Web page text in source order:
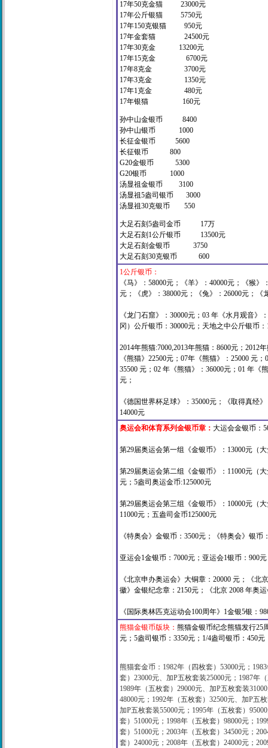
17年50克金猫 23000元
17年公斤银猫 5750元
17年150克银猫 950元
17年金套猫 24500元
17年30克金 13200元
17年15克金 6700元
17年8克金 3700元
17年3克金 1350元
17年1克金 480元
17年银猫 160元
孙中山金银币 8400
孙中山银币 1000
长征金银币 5600
长征银币 800
G20金银币 5300
G20银币 1000
汤显祖金银币 3100
汤显祖5盎司银币 3000
汤显祖30克银币 550
大足石刻5盎司金币 17万
大足石刻1公斤银币 13500元
大足石刻金银币 3750
大足石刻30克银币 600
1公斤银币：
《马》：58000元；《羊》：40000元；《猴
元；《虎》：38000元；《兔》：26000元 ；《
《龙门石窟》：30000元；03 年《水月观音
冈）公斤银币：30000元； 天地之中公斤银币：
2014年熊猫:7000,2013年熊猫：8600元； 2012
《熊猫》22500元；07年《熊猫》：25000 元
35500 元；02 年《熊猫》：36000元；01 年《
元；
《德国世界杯足球》：35000元；《取得真经
14000元
奥运会和体育系列金银币章： 大运会金银币：
第29届奥运会第一组《金银币》：13000元（
第29届奥运会第二组《金银币》：11000元（
元；5盎司奥运金币:125000元
第29届奥运会第三组《金银币》：10000元（
11000元；五盎司金币125000元
《特奥会》金银币：3500元；《特奥会》银币
亚运会1金银币：7000元；亚运会1银币：900
《北京申办奥运会》大铜章：20000 元；《
徽》金银纪念章：2150元；《北京 2008 年奥
《国际奥林匹克运动会100周年》1金银5银：
熊猫金银币版块： 熊猫金银币纪念熊猫发行25
元；5盎司银币：3350元；1/4盎司银币：450
熊猫套金币： 1982年（四枚套） 53000元； 1983
套） 23000元、加P五枚套装25000元； 1987年
1989年（五枚套） 29000元、加P五枚套装31000
48000元； 1992年（五枚套） 32500元、加P五
加P五枚套装55000元； 1995年（五枚套） 95000
套） 51000元； 1998年（五枚套） 98000元；
套）51000元； 2003年（五枚套）34500元；
套）24000元； 2008年（五枚套） 24000元；